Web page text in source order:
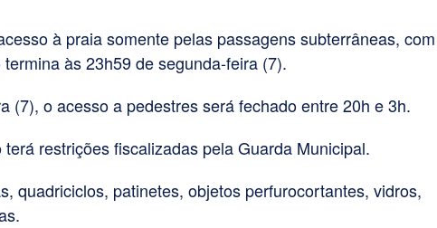
à praia somente pelas passagens subterrâneas, com
às 23h59 de segunda-feira (7).
(7), o acesso a pedestres será fechado entre 20h e 3h.
restrições fiscalizadas pela Guarda Municipal.
quadriciclos, patinetes, objetos perfurocortantes, vidros,